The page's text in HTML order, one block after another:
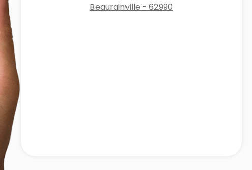
Beaurainville - 62990